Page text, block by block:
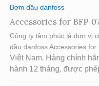
Bơm dầu danfoss
Accessories for BFP
Công ty tâm phúc là đơn vị
dầu danfoss Accessories for
Việt Nam. Hàng chính
hành 12 tháng, được